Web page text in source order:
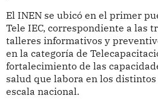
El INEN se ubicó en el primer
Tele IEC, correspondiente a las
talleres informativos y
en la categoría de
fortalecimiento de las
salud que labora en los
escala nacional.